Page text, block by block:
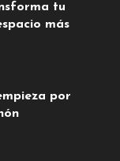
tu
más
por